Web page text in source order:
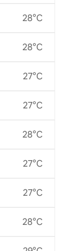
28°C
28°C
27°C
27°C
28°C
27°C
27°C
28°C